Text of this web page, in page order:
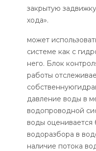
закрытую
хода».
может
системе как с
него. Блок
работы
давление воды в
водопроводной
воды оценивается
водоразбора в
наличие потока